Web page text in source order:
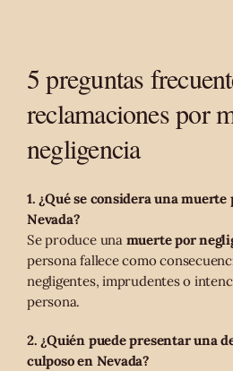
5 preguntas
reclamaciones por
negligencia
1. ¿Qué se considera una
Nevada?
Se produce una muerte por
persona fallece como
negligentes, imprudentes o
persona.
2. ¿Quién puede presentar una
culposo en Nevada?